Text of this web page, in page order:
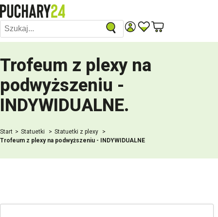
Trofeum z plexy na
podwyższeniu -
INDYWIDUALNE.
Start Statuetki
Statuetki z plexy
Trofeum z plexy na podwyższeniu - INDYWIDUALNE